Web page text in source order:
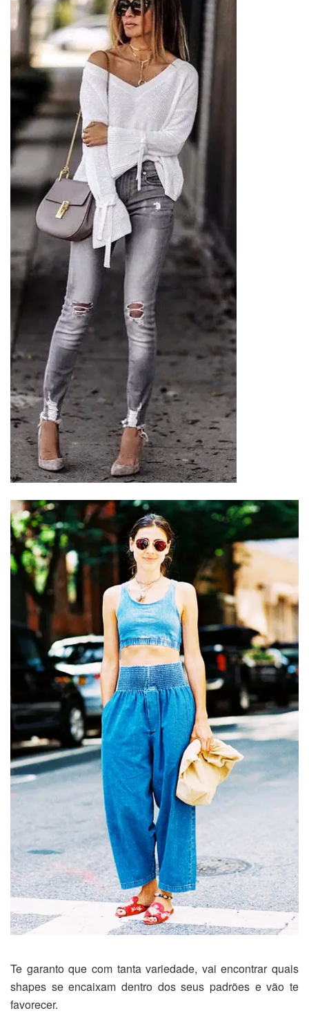
Te garanto que com tanta variedade, vai encontrar quais
shapes se encaixam dentro dos seus padrões e vão te
favorecer.